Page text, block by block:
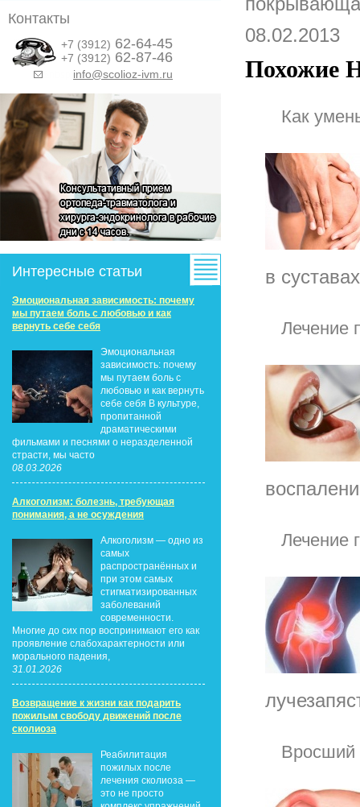
Контакты
+7 (3912) 62-64-45
+7 (3912) 62-87-46
info@scolioz-ivm.ru
Интересные статьи
Эмоциональная зависимость: почему
мы путаем боль с любовью и как
вернуть себе себя
Эмоциональная
зависимость: почему
мы путаем боль с
любовью и как вернуть
себе себя В культуре,
пропитанной
драматическими
фильмами и песнями о неразделенной
страсти, мы часто
08.03.2026
Алкоголизм: болезнь, требующая
понимания, а не осуждения
Алкоголизм — одно из
самых
распространённых и
при этом самых
стигматизированных
заболеваний
современности.
Многие до сих пор воспринимают его как
проявление слабохарактерности или
морального падения,
31.01.2026
Возвращение к жизни как подарить
пожилым свободу движений после
сколиоза
Реабилитация
пожилых после
лечения сколиоза —
это не просто
08.02.2013
Похожие
Как
в
Лечение
Лечение
Вросший